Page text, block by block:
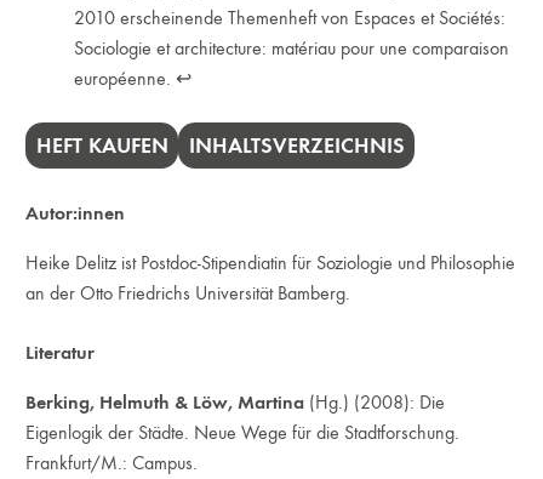
2010 erscheinende Themenheft von Espaces et Sociétés:
Sociologie et architecture: matériau pour une comparaison
européenne. ↩︎
HEFT KAUFEN INHALTSVERZEICHNIS
Autor:innen
Heike Delitz ist Postdoc-Stipendiatin für Soziologie und Philosophie
an der Otto Friedrichs Universität Bamberg.
Literatur
Berking, Helmuth & Löw, Martina (Hg.) (2008): Die
Eigenlogik der Städte. Neue Wege für die Stadtforschung.
Frankfurt/M.: Campus.